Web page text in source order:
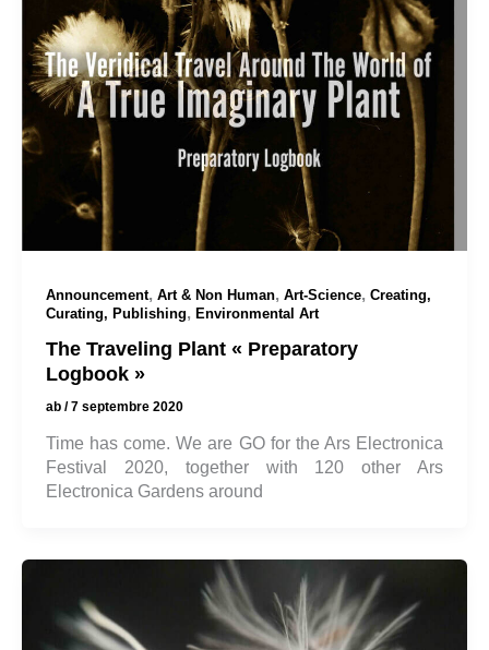
Announcement, Art & Non Human, Art-Science, Creating,
Curating, Publishing, Environmental Art
The Traveling Plant « Preparatory
Logbook »
ab /7 septembre 2020
Time has come. We are GO for the Ars Electronica
Festival 2020, together with 120 other Ars
Electronica Gardens around